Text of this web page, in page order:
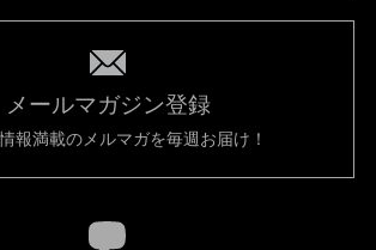
メールマガジン登録
報満載のメルマガを毎週お届け！